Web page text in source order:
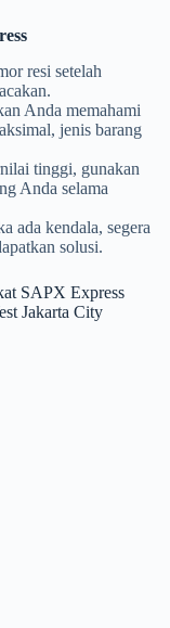
resi setelah
Anda memahami
jenis barang
tinggi, gunakan
Anda selama
ada kendala, segera
solusi.
SAPX Express
Jakarta City